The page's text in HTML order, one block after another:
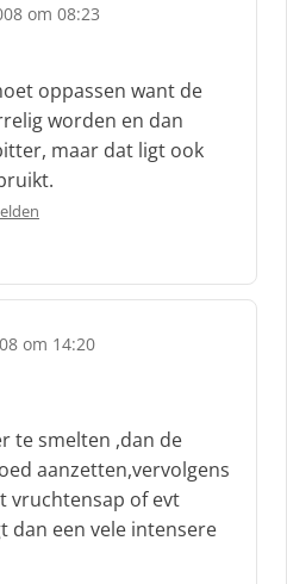
om 08:23
oppassen want de
worden en dan
maar dat ligt ook
om 14:20
te smelten ,dan de
aanzetten,vervolgens
vruchtensap of evt
dan een vele intensere